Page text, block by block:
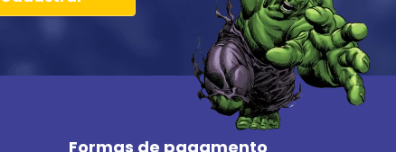
Formas de pagamento